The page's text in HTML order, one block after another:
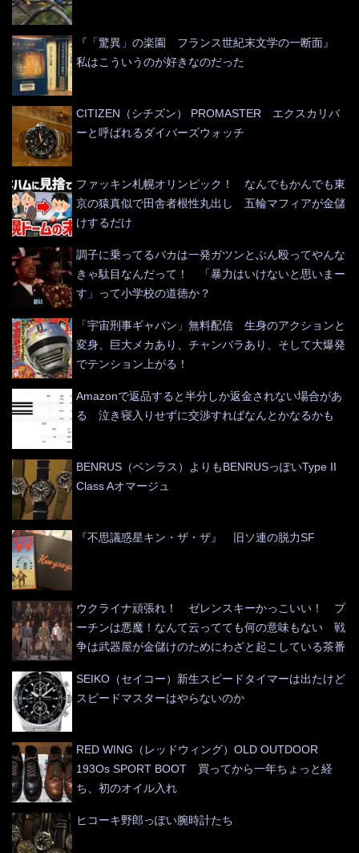
『「驚異」の楽園 フランス世紀末文学の一断面』
私はこういうのが好きなのだった
CITIZEN（シチズン） PROMASTER エクスカリバ
ーと呼ばれるダイバーズウォッチ
ファッキン札幌オリンピック！ なんでもかんでも東
京の猿真似で田舎者根性丸出し 五輪マフィアが金儲
けするだけ
調子に乗ってるバカは一発ガツンとぶん殴ってやんな
きゃ駄目なんだって！ 「暴力はいけないと思いまー
す」って小学校の道徳か？
「宇宙刑事ギャバン」無料配信 生身のアクションと
変身、巨大メカあり、チャンバラあり、そして大爆発
でテンション上がる！
Amazonで返品すると半分しか返金されない場合があ
る 泣き寝入りせずに交渉すればなんとかなるかも
BENRUS（ベンラス）よりもBENRUSっぽいType II
Class Aオマージュ
『不思議惑星キン・ザ・ザ』 旧ソ連の脱力SF
ウクライナ頑張れ！ ゼレンスキーかっこいい！ プ
ーチンは悪魔！なんて云ってても何の意味もない 戦
争は武器屋が金儲けのためにわざと起こしている茶番
SEIKO（セイコー）新生スピードタイマーは出たけど
スピードマスターはやらないのか
RED WING（レッドウィング）OLD OUTDOOR
193Os SPORT BOOT 買ってから一年ちょっと経
ち、初のオイル入れ
ヒコーキ野郎っぽい腕時計たち